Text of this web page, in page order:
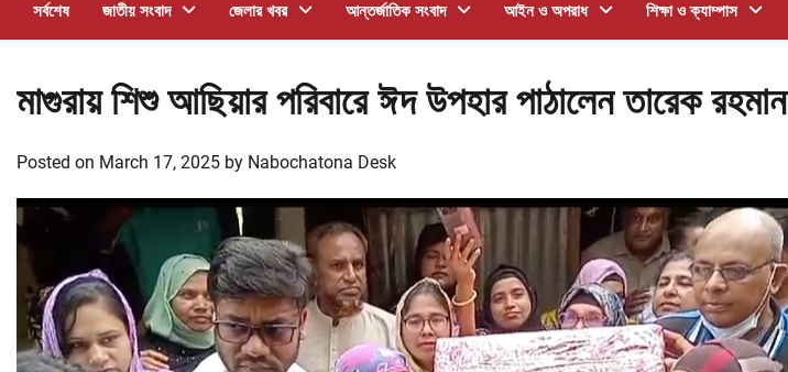
সর্বশেষ জাতীয় সংবাদ জেলার খবর আন্তর্জাতিক সংবাদ আইন ও অপরাধ শিক্ষা ও ক্যাম্পাস
মাগুরায় শিশু আছিয়ার পরিবারে ঈদ উপহার পাঠালেন তারেক রহমান
Posted on March 17, 2025 by Nabochatona Desk